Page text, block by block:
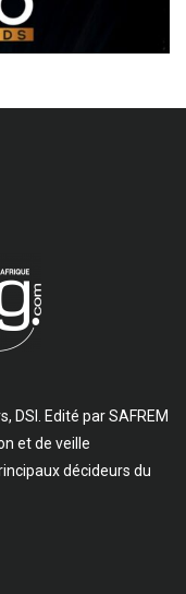
DSI. Edité par SAFREM
et de veille
décideurs du